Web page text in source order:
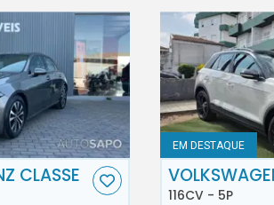
CLASSE
EM DESTAQUE
116CV - 5P